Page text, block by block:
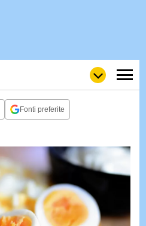
LOL GULPLOVE
WOW
POP
NEWS
Fonti preferite